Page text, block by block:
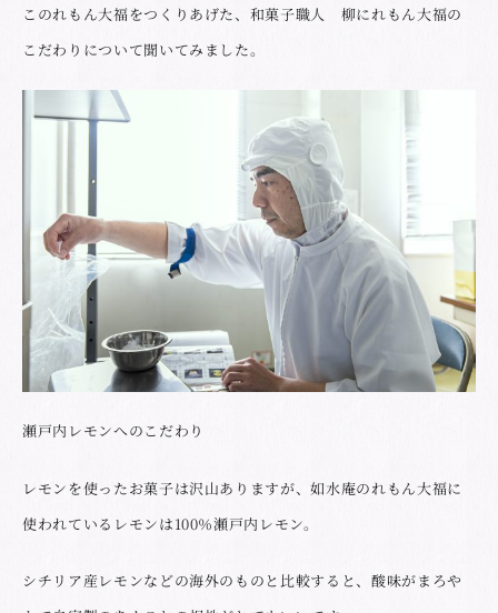
このれもん大福をつくりあげた、和菓子職人 柳にれもん大福の
こだわりについて聞いてみました。
瀬戸内レモンへのこだわり
レモンを使ったお菓子は沢山ありますが、如水庵のれもん大福に
使われているレモンは100％瀬戸内レモン。
シチリア産レモンなどの海外のものと比較すると、酸味がまろや